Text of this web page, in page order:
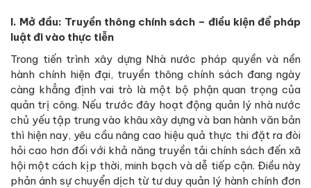
I. Mở đầu: Truyền thông chính sách – điều kiện để pháp
luật đi vào thực tiễn
Trong tiến trình xây dựng Nhà nước pháp quyền và nền
hành chính hiện đại, truyền thông chính sách đang ngày
càng khẳng định vai trò là một bộ phận quan trọng của
quản trị công. Nếu trước đây hoạt động quản lý nhà nước
chủ yếu tập trung vào khâu xây dựng và ban hành văn bản
thì hiện nay, yêu cầu nâng cao hiệu quả thực thi đặt ra đòi
hỏi cao hơn đối với khả năng truyền tải chính sách đến xã
hội một cách kịp thời, minh bạch và dễ tiếp cận. Điều này
phản ánh sự chuyển dịch từ tư duy quản lý hành chính đơn